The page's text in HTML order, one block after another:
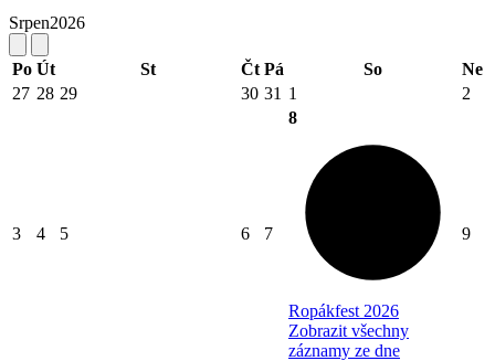
Srpen2026
Po Út St Čt Pá So
Ne
27 28 29 30 31 1 2
3 4 5 6 7
8
Ropákfest 2026
Zobrazit všechny
záznamy ze dne
9